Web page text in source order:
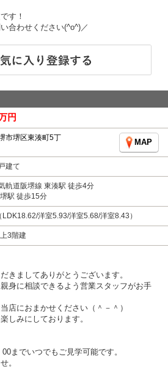
す！
合わせください(^o^)／
円
市堺区東湊町5丁
MAP
建て
軌道阪堺線 東湊駅 徒歩4分
駅 徒歩15分
洋室5.93/洋室5.68/洋室8.43）
3階建
きましてありがとうございます。
身に相談できるよう営業スタッフがお手
店におまかせください（＾－＾）
しみにしております。
までいつでもご見学可能です。
。